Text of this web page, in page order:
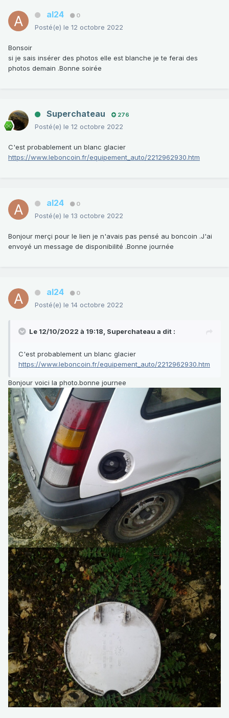
al24 0
Posté(e) le 12 octobre 2022
Bonsoir
si je sais insérer des photos elle est blanche je te ferai des
photos demain .Bonne soirée
Superchateau 276
Posté(e) le 12 octobre 2022
C'est probablement un blanc glacier
https://www.leboncoin.fr/equipement_auto/2212962930.htm
al24 0
Posté(e) le 13 octobre 2022
Bonjour merçi pour le lien je n'avais pas pensé au boncoin .J'ai
envoyé un message de disponibilité .Bonne journée
al24 0
Posté(e) le 14 octobre 2022
Le 12/10/2022 à 19:18, Superchateau a dit :
C'est probablement un blanc glacier
https://www.leboncoin.fr/equipement_auto/2212962930.htm
Bonjour voici la photo.bonne journee